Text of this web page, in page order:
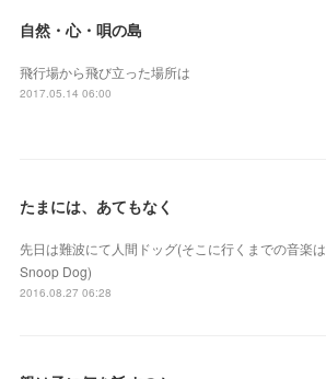
自然・心・唄の島
飛行場から飛び立った場所は
2017.05.14 06:00
たまには、あてもなく
先日は難波にて人間ドッグ(そこに行くまでの音楽は
Snoop Dog)
2016.08.27 06:28